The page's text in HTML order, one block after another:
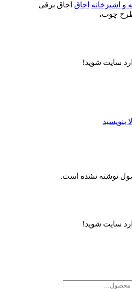
و اشپزخانه اجاق اجاق برقی
سایت شوید!
بنویسید
نوشته نشده است.
سایت شوید!